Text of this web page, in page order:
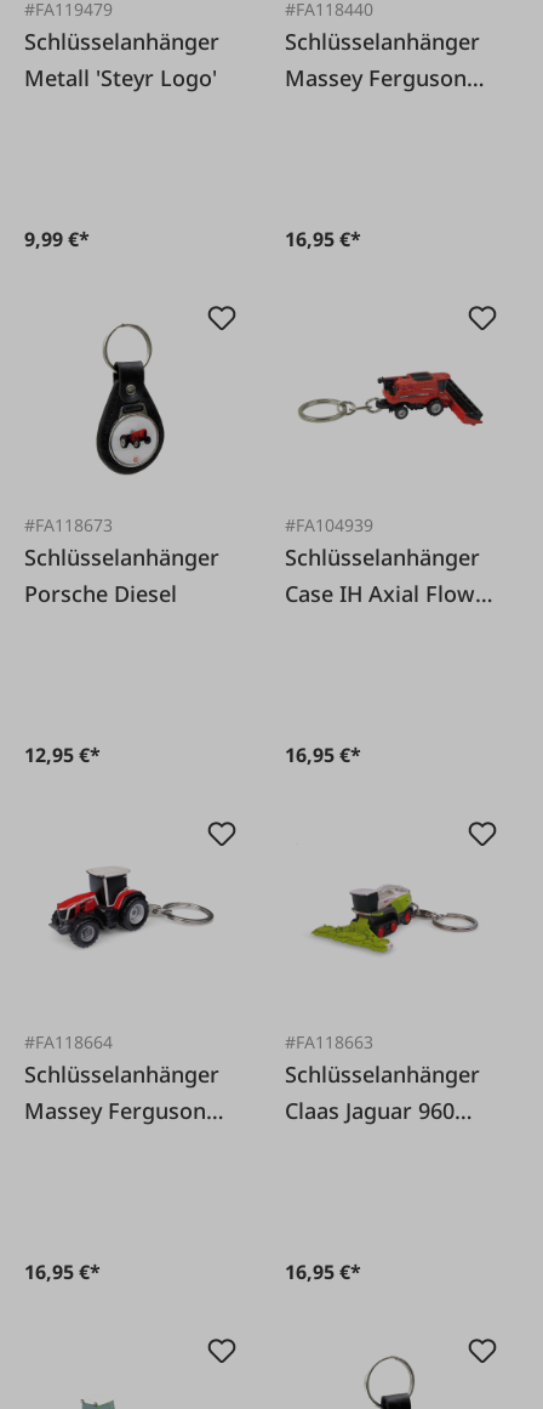
#FA119479
Schlüsselanhänger
Metall 'Steyr Logo'
9,99 €*
#FA118440
Schlüsselanhänger
Massey Ferguson
16,95 €*
#FA118673
Schlüsselanhänger
Porsche Diesel
12,95 €*
#FA104939
Schlüsselanhänger
Case IH Axial Flow
16,95 €*
#FA118664
Schlüsselanhänger
Massey Ferguson
16,95 €*
#FA118663
Schlüsselanhänger
Claas Jaguar 960
16,95 €*